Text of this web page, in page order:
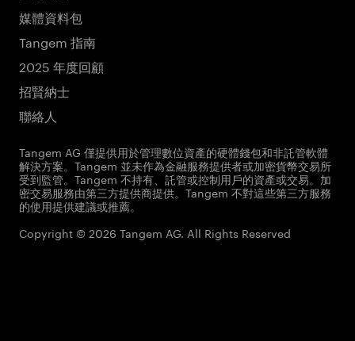
媒體資料包
Tangem 指南
2025 年度回顧
招賢納士
聯絡人
Tangem AG 僅提供用於管理數位資產的硬體錢包和非託管軟體
解決方案。Tangem 並未作為金融服務提供者或加密貨幣交易所
受到監管。Tangem 不持有、託管或控制用戶的資產或交易。加
密交易服務由第三方提供商提供。Tangem 不對這些第三方服務
的使用提供建議或推薦。